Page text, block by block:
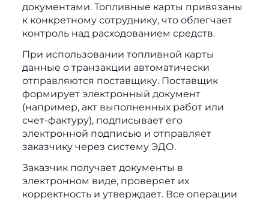
документами. Топливные карты привязаны
к конкретному сотруднику, что облегчает
контроль над расходованием средств.
При использовании топливной карты
данные о транзакции автоматически
отправляются поставщику. Поставщик
формирует электронный документ
(например, акт выполненных работ или
счет-фактуру), подписывает его
электронной подписью и отправляет
заказчику через систему ЭДО.
Заказчик получает документы в
электронном виде, проверяет их
корректность и утверждает. Все операции